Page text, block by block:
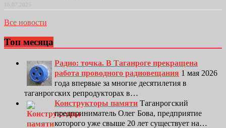
Все новости
Топ месяца
Радио: точка. В Таганроге прекращена
работа проводного радиовещания 1 мая 2026
года впервые за многие десятилетия в
таганрогских репродукторах в…
Конструкторы памяти Таганрогский
предприниматель Олег Бова, предприятие
которого уже свыше 20 лет существует на…